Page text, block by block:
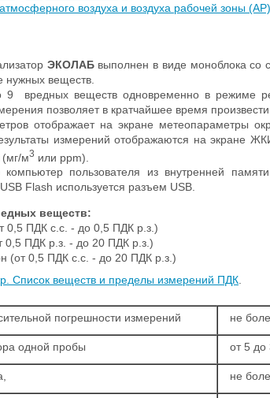
воздуха и воздуха рабочей зоны (АР)
ЭКОЛАБвыполнен в виде моноблока со
нужных веществ.
9 вредных веществ одновременно в режиме
позволяет в кратчайшее время
отображает на экране метеопараметры
измерений отображаются на экране
(мг/м3 или ppm).
пользователя из внутренней
Flash используется разъем USB.
веществ:
0,5 ПДК с.с. - до 0,5 ПДК р.з.)
0,5 ПДК р.з. - до 20 ПДК р.з.)
(от 0,5 ПДК с.c. - до 20 ПДК р.з.)
Список веществ и пределы измерений ПДК.
погрешности измерений не
одной пробы от 5 до
не